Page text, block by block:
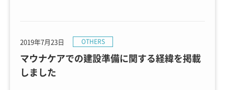
マウナケアでの建設準備に関する経緯を掲載
しました
2019年7月23日 OTHERS